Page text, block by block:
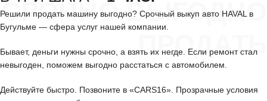
СРОЧНО ВЫГОДНО
ПРОДАТЬ
Решили продать машину выгодно? Срочный выкуп авто HAVAL в
Бугульме — сфера услуг нашей компании.
Бывает, деньги нужны срочно, а взять их негде. Если ремонт стал
невыгоден, поможем выгодно расстаться с автомобилем.
Действуйте быстро. Позвоните в «CARS16». Прозрачные условия